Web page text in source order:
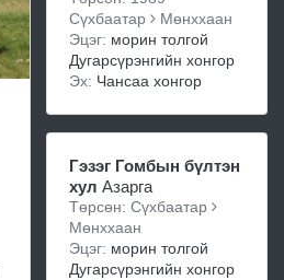
Сүхбаатар
Мөнххаан
Эцэг: морин толгой
Дугарсүрэнгийн хонгор
Эх: Чансаа хонгор
Гэзэг Гомбын бүлтэн
хул Азарга
Төрсөн: Сүхбаатар
Мөнххаан
Эцэг: морин толгой
Дугарсүрэнгийн хонгор